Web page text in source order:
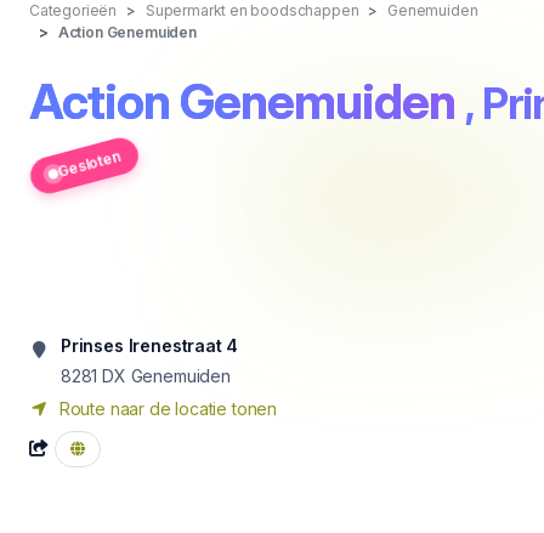
Categorieën Supermarkt en boodschappen
Genemuiden
Action Genemuiden
Action Genemuiden ,
Gesloten
Prinses Irenestraat 4
8281 DX Genemuiden
Route naar de locatie tonen